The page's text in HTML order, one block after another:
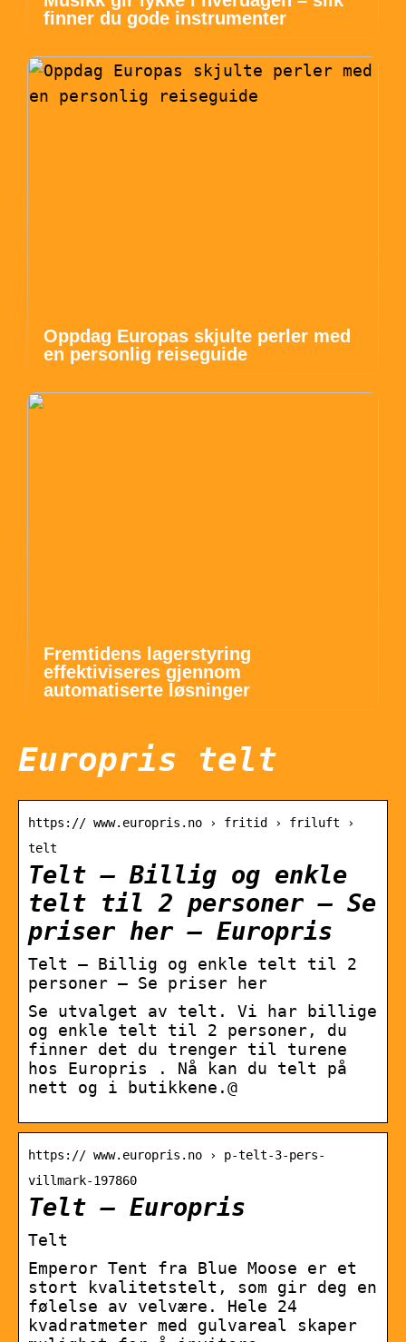
finner du gode instrumenter
Oppdag Europas skjulte perler med
en personlig reiseguide
Fremtidens lagerstyring
effektiviseres gjennom
automatiserte løsninger
Europris telt
https:// www.europris.no › fritid › friluft ›
telt
Telt – Billig og enkle
telt til 2 personer – Se
priser her – Europris
Telt – Billig og enkle telt til 2
personer – Se priser her
Se utvalget av telt. Vi har billige
og enkle telt til 2 personer, du
finner det du trenger til turene
hos Europris . Nå kan du telt på
nett og i butikkene.@
https:// www.europris.no › p-telt-3-pers-
villmark-197860
Telt – Europris
Telt
Emperor Tent fra Blue Moose er et
stort kvalitetstelt, som gir deg en
følelse av velvære. Hele 24
kvadratmeter med gulvareal skaper